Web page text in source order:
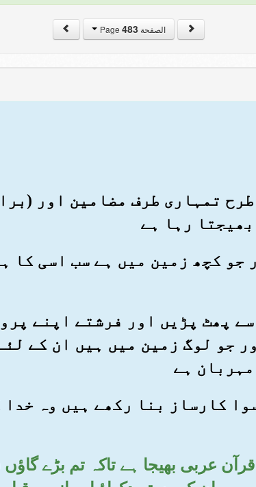
الصفحة Page483
طرح تمہاری طرف مضامین اور
رہا ہے
جو کچھ زمین میں ہے سب اسی کا
سے پھٹ پڑیں اور فرشتے اپنے
جو لوگ زمین میں ہیں ان کے
ہے
کارساز بنا رکھے ہیں وہ
عربی بھیجا ہے تاکہ تم بڑے